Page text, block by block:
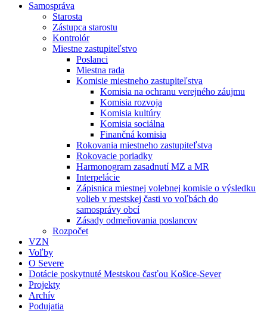
Samospráva
Starosta
Zástupca starostu
Kontrolór
Miestne zastupiteľstvo
Poslanci
Miestna rada
Komisie miestneho zastupiteľstva
Komisia na ochranu verejného záujmu
Komisia rozvoja
Komisia kultúry
Komisia sociálna
Finančná komisia
Rokovania miestneho zastupiteľstva
Rokovacie poriadky
Harmonogram zasadnutí MZ a MR
Interpelácie
Zápisnica miestnej volebnej komisie o výsledku
volieb v mestskej časti vo voľbách do
samosprávy obcí
Zásady odmeňovania poslancov
Rozpočet
VZN
Voľby
O Severe
Dotácie poskytnuté Mestskou časťou Košice-Sever
Projekty
Archív
Podujatia